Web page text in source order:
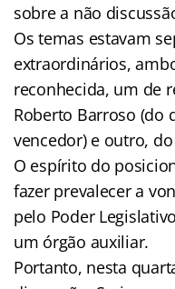
sobre a não
Os temas estavam
extraordinários,
reconhecida, um de
Roberto Barroso (do
vencedor) e outro,
O espírito do
fazer prevalecer a
pelo Poder
um órgão auxiliar.
Portanto, nesta